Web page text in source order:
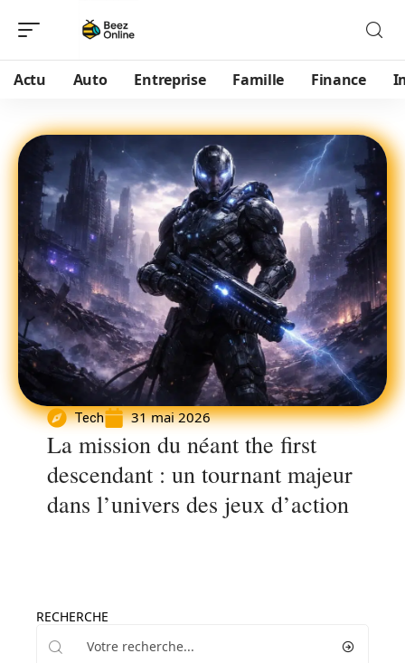
Actu Auto Entreprise Famille Finance
Tech 31 mai 2026
La mission du néant the first
descendant : un tournant majeur
dans l’univers des jeux d’action
RECHERCHE